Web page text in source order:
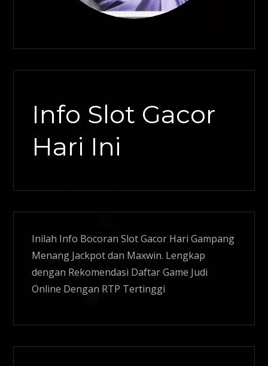
Info Slot Gacor
Hari Ini
Inilah Info BocoranSlot Gacor Hari Gampang
Menang Jackpot dan Maxwin. Lengkap
dengan Rekomendasi Daftar Game Judi
Online Dengan RTP Tertinggi